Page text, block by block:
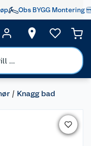
Obs BYGG Montering
Knagg bad